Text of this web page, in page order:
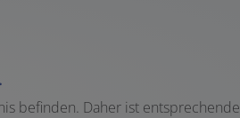
befinden. Daher ist entsprechende